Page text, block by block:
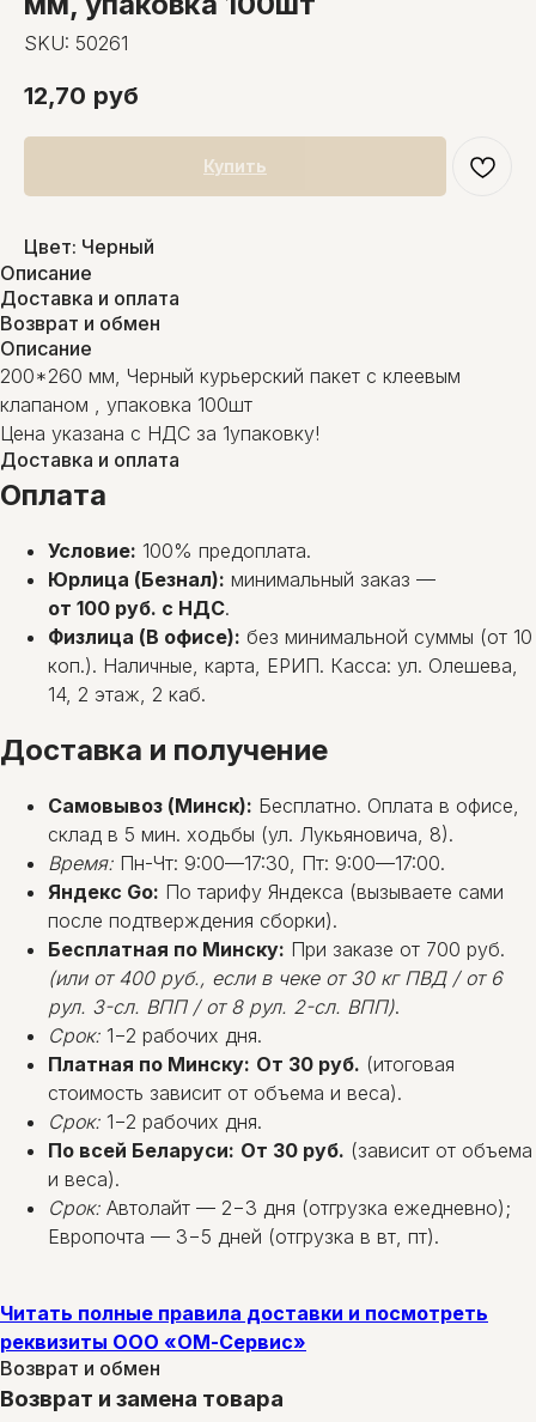
SKU: 50261
12,70 руб
Купить
Цвет: Черный
Описание
Доставка и оплата
Возврат и обмен
Описание
200*260 мм, Черный курьерский пакет с клеевым
клапаном , упаковка 100шт
Цена указана с НДС за 1упаковку!
Доставка и оплата
Оплата
Условие: 100% предоплата.
Юрлица (Безнал): минимальный заказ —
от 100 руб. с НДС.
Физлица (В офисе): без минимальной суммы (от 10
коп.). Наличные, карта, ЕРИП. Касса: ул. Олешева,
14, 2 этаж, 2 каб.
Доставка и получение
Самовывоз (Минск): Бесплатно. Оплата в офисе,
склад в 5 мин. ходьбы (ул. Лукьяновича, 8).
Время: Пн-Чт: 9:00—17:30, Пт: 9:00—17:00.
Яндекс Go: По тарифу Яндекса (вызываете сами
после подтверждения сборки).
Бесплатная по Минску: При заказе от 700 руб.
(или от 400 руб., если в чеке от 30 кг ПВД / от 6
рул. 3-сл. ВПП / от 8 рул. 2-сл. ВПП).
Срок: 1−2 рабочих дня.
Платная по Минску: От 30 руб. (итоговая
стоимость зависит от объема и веса).
Срок: 1−2 рабочих дня.
По всей Беларуси: От 30 руб. (зависит от объема
и веса).
Срок: Автолайт — 2−3 дня (отгрузка ежедневно);
Европочта — 3−5 дней (отгрузка в вт, пт).
Читать полные правила доставки и посмотреть
реквизиты ООО «ОМ-Сервис»
Возврат и обмен
Возврат и замена товара